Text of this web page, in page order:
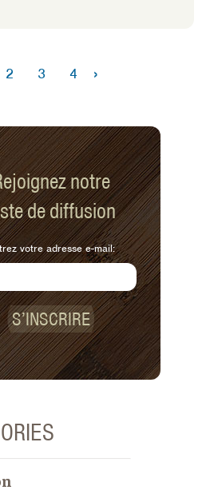
tout le monde. En
n’utilisons pas nos
normales.
2 3 4 ›
notre
de diffusion
votre adresse e-mail:
S’INSCRIRE